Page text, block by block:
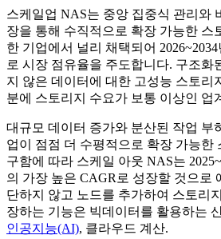
스케일업 NAS는 중앙 집중식 관리와
장을 통해 수직적으로 확장 가능한 스
한 기업에서 널리 채택되어
로 시장 점유율을 주도합니다. 구조화
지 않은 데이터에 대한 고성능 스토리
분에 스토리지 수요가 보통 이상인 업
대규모 데이터 증가와 분산된 작업 부
업이 점점 더 수평적으로 확장 가능한
구함에 따라 스케일 아웃 NAS는
의 가장 높은 CAGR로 성장할 것으로
단하지 않고 노드를 추가하여 스토리
장하는 기능은 빅데이터를 활용하는
인공지능(AI), 클라우드 계산.